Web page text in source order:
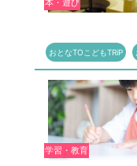
本・遊び
おとなTOこどもTRiP
学習・教育